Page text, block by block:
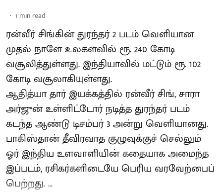
1 min read
ரன்வீர் சிங்கின் துரந்தர் 2 படம் வெளியான
முதல் நாளே உலகளவில் ரூ. 240 கோடி
வசூலித்துள்ளது. இந்தியாவில் மட்டும் ரூ. 102
கோடி வசூலாகியுள்ளது.
ஆதித்யா தார் இயக்கத்தில் ரன்வீர் சிங், சாரா
அர்ஜுன் உள்ளிட்டோர் நடித்த துரந்தர் படம்
கடந்த ஆண்டு டிசம்பர் 3 அன்று வெளியானது.
பாகிஸ்தான் தீவிரவாத குழுவுக்குச் செல்லும்
ஓர் இந்திய உளவாளியின் கதையாக அமைந்த
இப்படம், ரசிகர்களிடையே பெரிய வரவேற்பைப்
பெற்றது. ...